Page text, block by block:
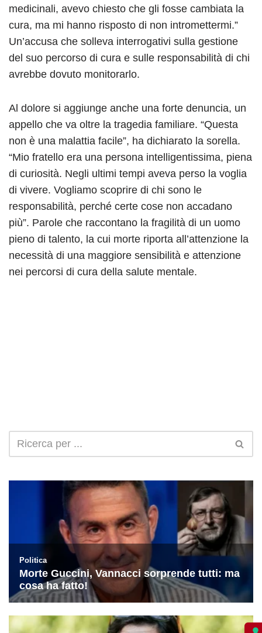
medicinali, avevo chiesto che gli fosse cambiata la
cura, ma mi hanno risposto di non intromettermi.”
Un’accusa che solleva interrogativi sulla gestione
del suo percorso di cura e sulle responsabilità di chi
avrebbe dovuto monitorarlo.
Al dolore si aggiunge anche una forte denuncia, un
appello che va oltre la tragedia familiare. “Questa
non è una malattia facile”, ha dichiarato la sorella.
“Mio fratello era una persona intelligentissima, piena
di curiosità. Negli ultimi tempi aveva perso la voglia
di vivere. Vogliamo scoprire di chi sono le
responsabilità, perché certe cose non accadano
più”. Parole che raccontano la fragilità di un uomo
pieno di talento, la cui morte riporta all’attenzione la
necessità di una maggiore sensibilità e attenzione
nei percorsi di cura della salute mentale.